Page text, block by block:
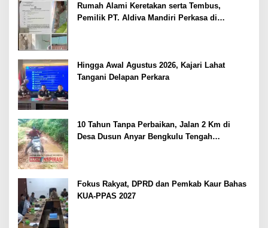
Rumah Alami Keretakan serta Tembus,
Pemilik PT. Aldiva Mandiri Perkasa di
Hingga Awal Agustus 2026, Kajari Lahat
Tangani Delapan Perkara
10 Tahun Tanpa Perbaikan, Jalan 2 Km di
Desa Dusun Anyar Bengkulu Tengah
Fokus Rakyat, DPRD dan Pemkab Kaur Bahas
KUA-PPAS 2027